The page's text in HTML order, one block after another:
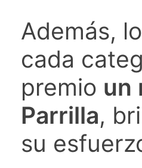
Además,
cada
premio un
Parrilla,
su